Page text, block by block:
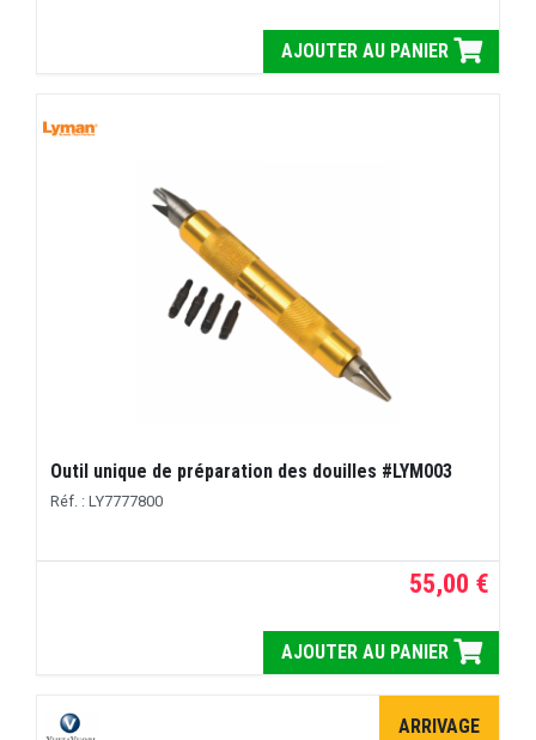
AJOUTER AU PANIER
Outil unique de préparation des douilles #LYM003
Réf. : LY7777800
55,00 €
AJOUTER AU PANIER
ARRIVAGE